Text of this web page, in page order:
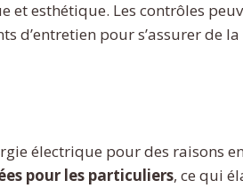
et esthétique. Les contrôles
d’entretien pour s’assurer de
électrique pour des raisons
pour les particuliers, ce qui